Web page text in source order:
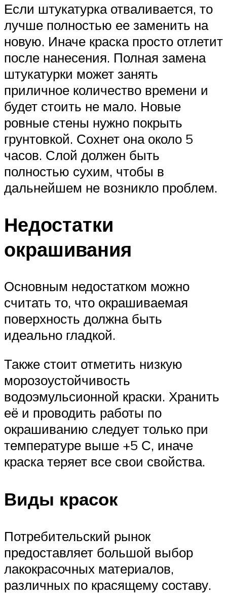
Если штукатурка отваливается, то
лучше полностью ее заменить на
новую. Иначе краска просто отлетит
после нанесения. Полная замена
штукатурки может занять
приличное количество времени и
будет стоить не мало. Новые
ровные стены нужно покрыть
грунтовкой. Сохнет она около 5
часов. Слой должен быть
полностью сухим, чтобы в
дальнейшем не возникло проблем.
Недостатки
окрашивания
Основным недостатком можно
считать то, что окрашиваемая
поверхность должна быть
идеально гладкой.
Также стоит отметить низкую
морозоустойчивость
водоэмульсионной краски. Хранить
её и проводить работы по
окрашиванию следует только при
температуре выше +5 С, иначе
краска теряет все свои свойства.
Виды красок
Потребительский рынок
предоставляет большой выбор
лакокрасочных материалов,
различных по красящему составу.